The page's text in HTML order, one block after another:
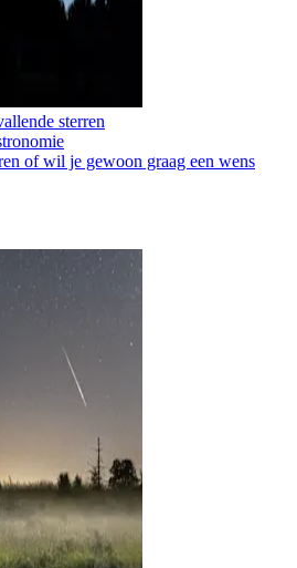
sterren
of wil je gewoon graag een wens